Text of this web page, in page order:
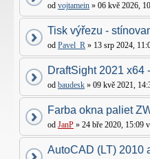
od vojtamein » 06 kvě 2026,
Tisk výřezu -
od Pavel_R » 13 srp 2024,
DraftSight 2021 x64
od baudesk » 09 kvě 2021,
Farba okna paliet
od JanP » 24 bře 2020, 15:09 v
AutoCAD (LT) 2010